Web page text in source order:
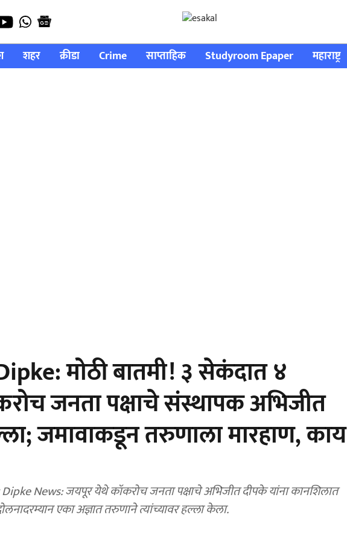
शहर क्रीडा Crime साप्ताहिक Studyroom Epaper महाराष्ट्र
मोठी बातमी! ३ सेकंदात ४
जनता पक्षाचे संस्थापक अभिजीत
जमावाकडून तरुणाला मारहाण, काय
News: जयपूर येथे कॉकरोच जनता पक्षाचे अभिजीत दीपके यांना कानशिलात
एका अज्ञात तरुणाने त्यांच्यावर हल्ला केला.